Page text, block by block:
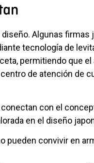
Algunas firmas
tecnología de
permitiendo que el
de atención de
con el
en el diseño
pueden convivir en